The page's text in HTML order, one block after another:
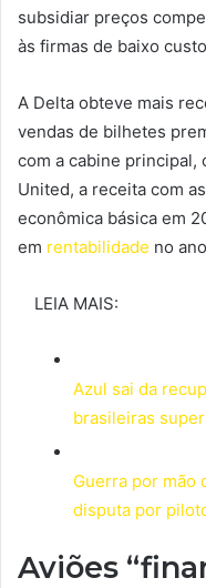
subsidiar preços
às firmas de baixo
A Delta obteve mais
vendas de bilhetes
com a cabine principal,
United, a receita com
econômica básica em
em rentabilidade no
LEIA MAIS:
Azul sai da
brasileiras
Guerra por mão
disputa por
Aviões